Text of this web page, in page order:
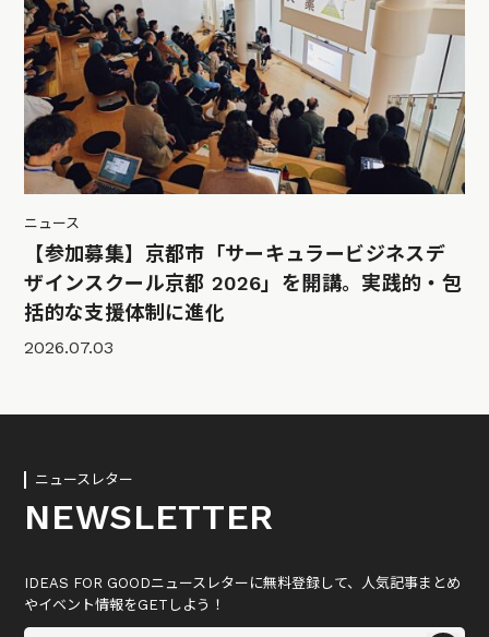
ニュース
【参加募集】京都市「サーキュラービジネスデ
ザインスクール京都 2026」を開講。実践的・包
括的な支援体制に進化
2026.07.03
ニュースレター
NEWSLETTER
IDEAS FOR GOODニュースレターに無料登録して、人気記事まとめ
やイベント情報をGETしよう！